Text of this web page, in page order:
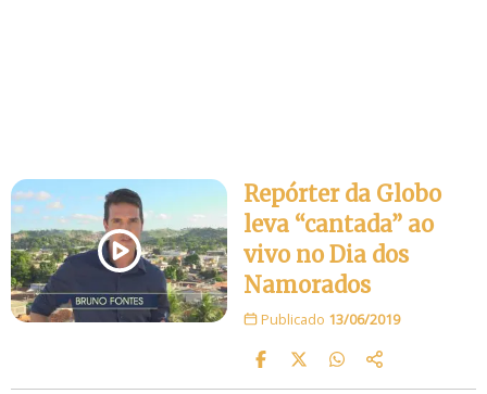
Repórter da Globo
leva “cantada” ao
vivo no Dia dos
Namorados
Publicado 13/06/2019